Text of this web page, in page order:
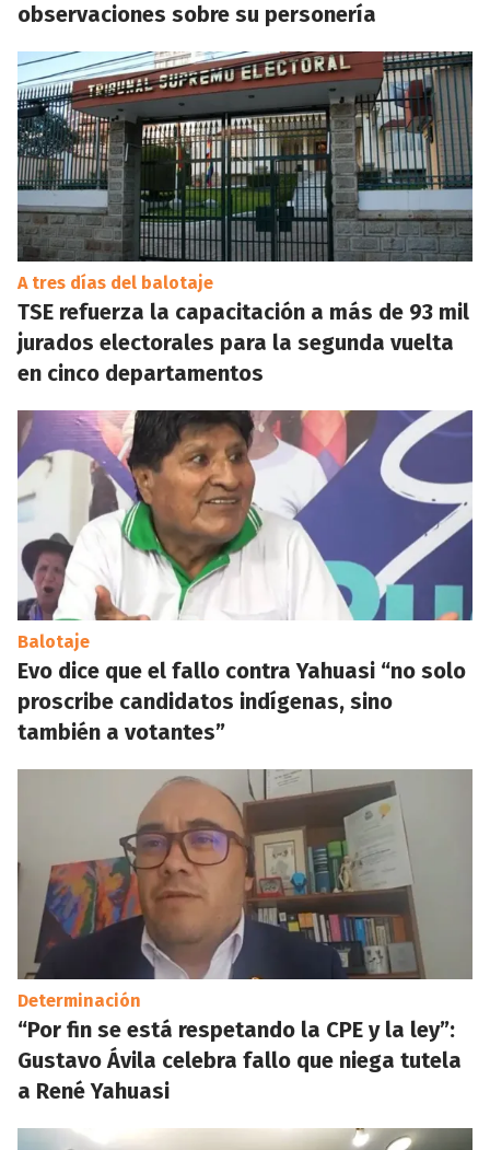
observaciones sobre su personería
A tres días del balotaje
TSE refuerza la capacitación a más de 93 mil
jurados electorales para la segunda vuelta
en cinco departamentos
Balotaje
Evo dice que el fallo contra Yahuasi “no solo
proscribe candidatos indígenas, sino
también a votantes”
Determinación
“Por fin se está respetando la CPE y la ley”:
Gustavo Ávila celebra fallo que niega tutela
a René Yahuasi